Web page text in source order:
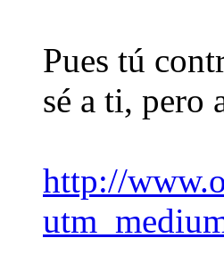
Pues tú
sé a ti, pero
http://